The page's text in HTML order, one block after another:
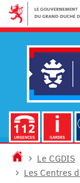
Aller
la
navigation
Aller
contenu
Accueil
Le CGDIS
Les Centres